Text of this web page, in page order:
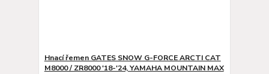
Hnací řemen GATES SNOW G-FORCE ARCTI CAT
M8000 / ZR8000 '18-'24, YAMAHA MOUNTAIN MAX